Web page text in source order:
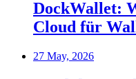
DockWallet:
Cloud für
27 May, 2026